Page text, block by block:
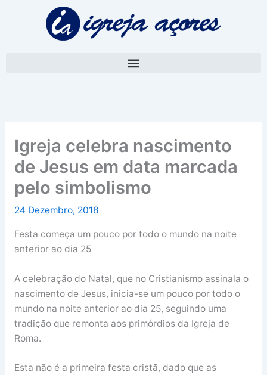
Igreja celebra nascimento
de Jesus em data marcada
pelo simbolismo
24 Dezembro, 2018
Festa começa um pouco por todo o mundo na noite
anterior ao dia 25
A celebração do Natal, que no Cristianismo assinala o
nascimento de Jesus, inicia-se um pouco por todo o
mundo na noite anterior ao dia 25, seguindo uma
tradição que remonta aos primórdios da Igreja de
Roma.
Esta não é a primeira festa cristã, dado que as